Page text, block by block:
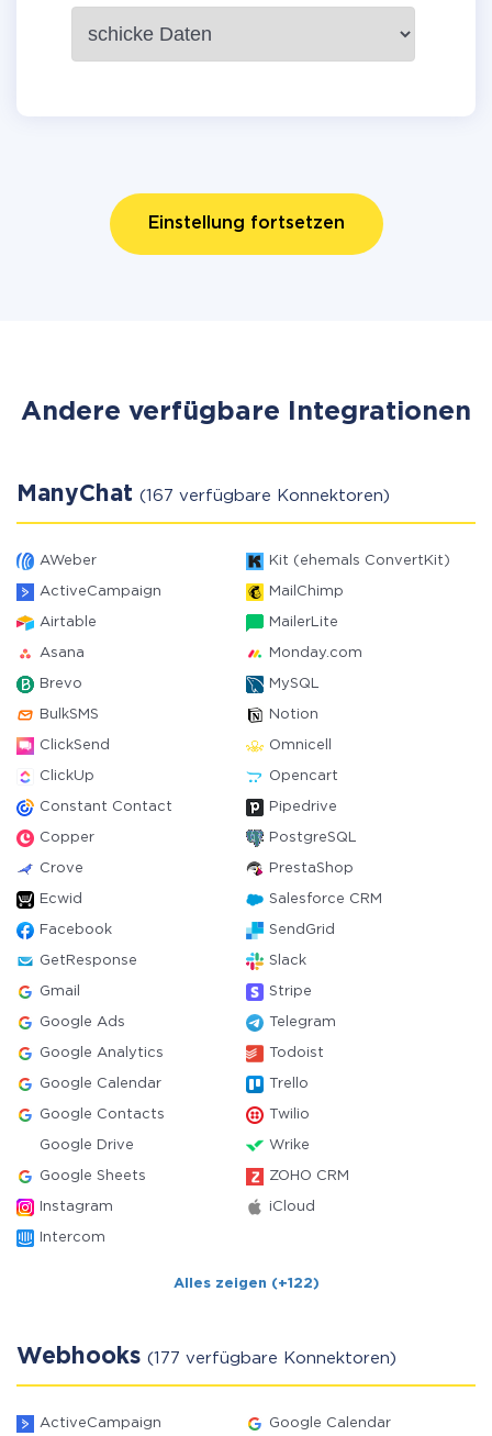
Einstellung fortsetzen
Andere verfügbare Integrationen
ManyChat (167 verfügbare Konnektoren)
AWeber Kit (ehemals ConvertKit)
ActiveCampaign MailChimp
Airtable MailerLite
Asana Monday.com
Brevo MySQL
BulkSMS Notion
ClickSend Omnicell
ClickUp Opencart
Constant Contact Pipedrive
Copper PostgreSQL
Crove PrestaShop
Ecwid Salesforce CRM
Facebook SendGrid
GetResponse Slack
Gmail Stripe
Google Ads Telegram
Google Analytics Todoist
Google Calendar Trello
Google Contacts Twilio
Google Drive Wrike
Google Sheets ZOHO CRM
Instagram iCloud
Intercom
Alles zeigen (+122)
Webhooks (177 verfügbare Konnektoren)
ActiveCampaign Google Calendar